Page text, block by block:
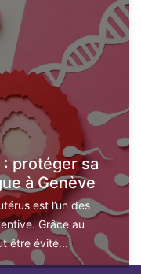
protéger sa
à Genève
est l’un des
Grâce au
être évité...